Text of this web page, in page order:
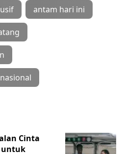
antam hari ini
Cinta
untuk